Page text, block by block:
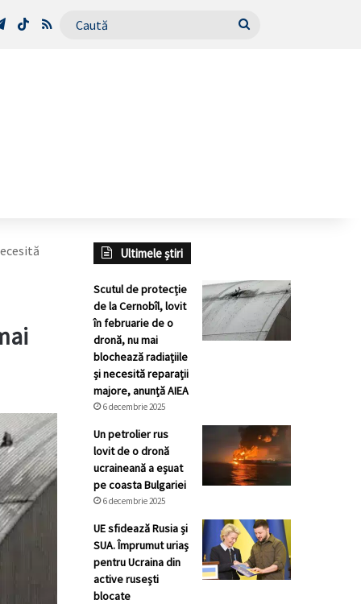
Telegram
TikTokRSS Caută
Ultimele știri
Scutul de protecție
de la Cernobîl, lovit
în februarie de o
dronă, nu mai
blochează radiațiile
și necesită reparații
majore, anunță AIEA
6 decembrie 2025
Un petrolier rus
lovit de o dronă
ucraineană a eșuat
pe coasta Bulgariei
6 decembrie 2025
UE sfidează Rusia și
SUA. Împrumut uriaș
pentru Ucraina din
active rusești
blocate